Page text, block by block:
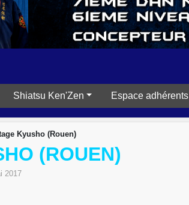
Shiatsu Ken'Zen Espace adhérents
Kyusho (Rouen)
(ROUEN)
2017